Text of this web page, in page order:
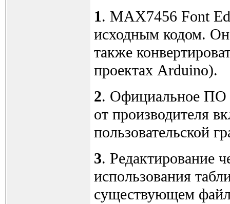
1. MAX7456 Font
исходным кодом.
также
проектах Arduino).
2. Официальное ПО
от производителя
пользовательской
3. Редактирование
использования
существующем